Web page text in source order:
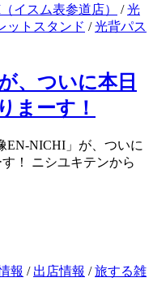
イスム表参道店） /光
ットスタンド /光背パス
、ついに本日
まーす！
EN-NICHI」が、ついに
！ ニシユキテンから
報 / 出店情報 /旅する雑